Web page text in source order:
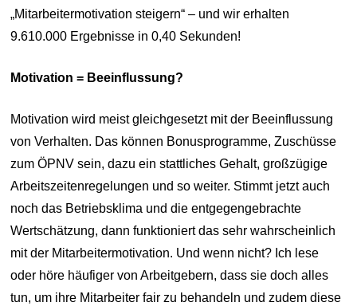
„Mitarbeitermotivation steigern“ – und wir erhalten
9.610.000 Ergebnisse in 0,40 Sekunden!
Motivation = Beeinflussung?
Motivation wird meist gleichgesetzt mit der Beeinflussung
von Verhalten. Das können Bonusprogramme, Zuschüsse
zum ÖPNV sein, dazu ein stattliches Gehalt, großzügige
Arbeitszeitenregelungen und so weiter. Stimmt jetzt auch
noch das Betriebsklima und die entgegengebrachte
Wertschätzung, dann funktioniert das sehr wahrscheinlich
mit der Mitarbeitermotivation. Und wenn nicht? Ich lese
oder höre häufiger von Arbeitgebern, dass sie doch alles
tun, um ihre Mitarbeiter fair zu behandeln und zudem diese